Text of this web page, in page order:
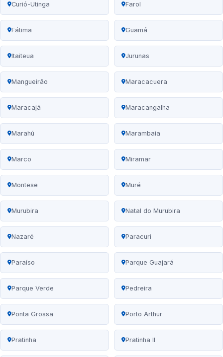
Curió-Utinga Farol
Fátima Guamá
Itaiteua Jurunas
Mangueirão Maracacuera
Maracajá Maracangalha
Marahú Marambaia
Marco Miramar
Montese Muré
Murubira Natal do Murubira
Nazaré Paracuri
Paraíso Parque Guajará
Parque Verde Pedreira
Ponta Grossa Porto Arthur
Pratinha Pratinha II